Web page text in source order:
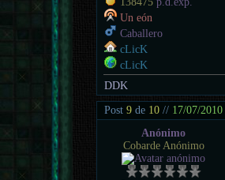
Un eón
Caballero
cLicK
cLicK
DDK
Post9 de 10 // 17/07/2010
Anónimo
Cobarde Anónimo